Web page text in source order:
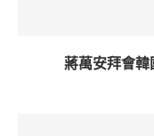
蔣萬安拜會